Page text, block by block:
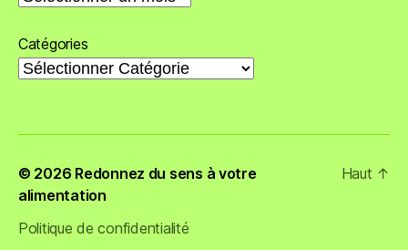
Catégories
© 2026 Redonnez du sens à votre
alimentation
Politique de confidentialité
Haut ↑